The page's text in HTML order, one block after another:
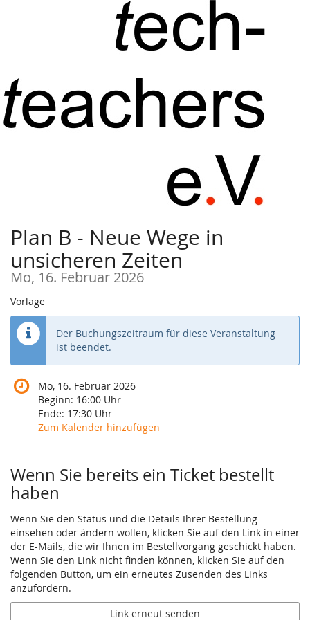
Plan B - Neue Wege in
unsicheren Zeiten
Mo, 16. Februar 2026
Vorlage
Der Buchungszeitraum für diese Veranstaltung
ist beendet.
Mo, 16. Februar 2026
Beginn: 16:00 Uhr
Ende: 17:30 Uhr
Zum Kalender hinzufügen
Wenn Sie bereits ein Ticket bestellt
haben
Wenn Sie den Status und die Details Ihrer Bestellung
einsehen oder ändern wollen, klicken Sie auf den Link in einer
der E-Mails, die wir Ihnen im Bestellvorgang geschickt haben.
Wenn Sie den Link nicht finden können, klicken Sie auf den
folgenden Button, um ein erneutes Zusenden des Links
anzufordern.
Link erneut senden